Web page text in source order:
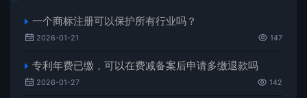
一个商标注册可以保护所有行业吗？
2026-01-21 147
专利年费已缴，可以在费减备案后申请多缴退款吗
2026-01-27 142